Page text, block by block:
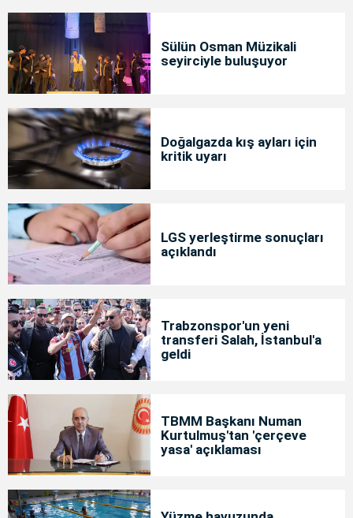
Sülün Osman Müzikali
seyirciyle buluşuyor
Doğalgazda kış ayları için
kritik uyarı
LGS yerleştirme sonuçları
açıklandı
Trabzonspor'un yeni
transferi Salah, İstanbul'a
geldi
TBMM Başkanı Numan
Kurtulmuş'tan 'çerçeve
yasa' açıklaması